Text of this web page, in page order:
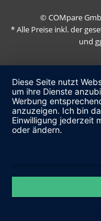
© COMpare
* Alle Preise inkl. der
und
Diese Seite nutzt
um ihre Dienste
Werbung
anzuzeigen. Ich bin
Einwilligung jederzeit
oder ändern.